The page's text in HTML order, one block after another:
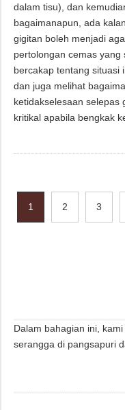
dalam tisu), dan
bagaimanapun, ada
gigitan boleh menjadi
pertolongan cemas yang
bercakap tentang situasi
dan juga melihat
ketidakselesaan selepas
kritikal apabila bengkak
1 2 3
Dalam bahagian ini,
serangga di pangsapuri